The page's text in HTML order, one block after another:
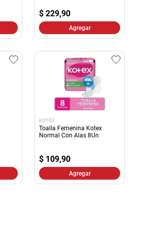
$ 229,90
Agregar
KOTEX
Toalla Femenina Kotex
Normal Con Alas 8Un
$ 109,90
Agregar